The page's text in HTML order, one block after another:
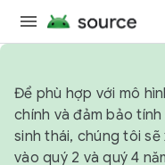
Để phù hợp với mô
chính và đảm bảo
sinh thái, chúng tôi sẽ
vào quý 2 và quý 4